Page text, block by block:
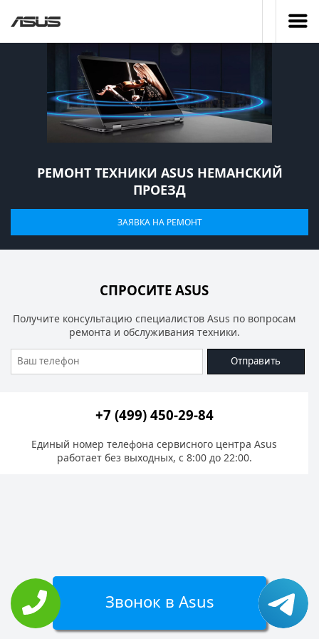
РЕМОНТ ТЕХНИКИ ASUS НЕМАНСКИЙ
ПРОЕЗД
ЗАЯВКА НА РЕМОНТ
СПРОСИТЕ ASUS
Получите консультацию специалистов Asus по вопросам
ремонта и обслуживания техники.
Отправить
+7 (499) 450-29-84
Единый номер телефона сервисного центра Asus
работает без выходных, с 8:00 до 22:00.
Звонок в Asus